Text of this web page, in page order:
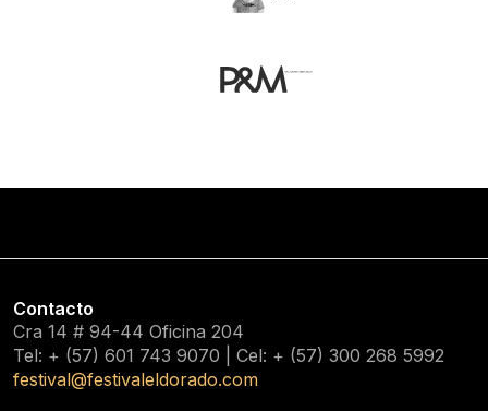
Contacto
Cra 14 # 94-44 Oficina 204
Tel: + (57) 601 743 9070 | Cel: + (57) 300 268 5992
festival@festivaleldorado.com